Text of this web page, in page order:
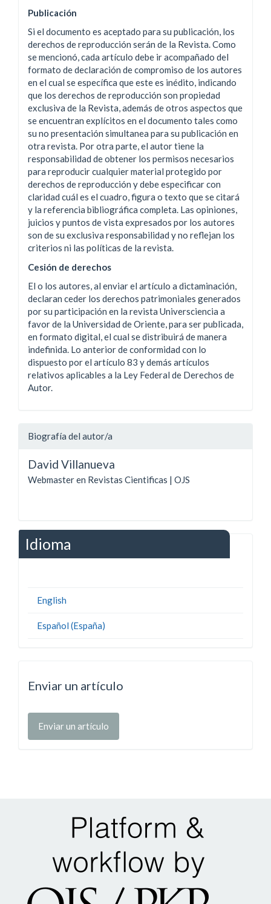
Publicación
Si el documento es aceptado para su publicación, los
derechos de reproducción serán de la Revista. Como
se mencionó, cada artículo debe ir acompañado del
formato de declaración de compromiso de los autores
en el cual se específica que este es inédito, indicando
que los derechos de reproducción son propiedad
exclusiva de la Revista, además de otros aspectos que
se encuentran explícitos en el documento tales como
su no presentación simultanea para su publicación en
otra revista. Por otra parte, el autor tiene la
responsabilidad de obtener los permisos necesarios
para reproducir cualquier material protegido por
derechos de reproducción y debe especificar con
claridad cuál es el cuadro, figura o texto que se citará
y la referencia bibliográfica completa. Las opiniones,
juicios y puntos de vista expresados por los autores
son de su exclusiva responsabilidad y no reflejan los
criterios ni las políticas de la revista.
Cesión de derechos
El o los autores, al enviar el artículo a dictaminación,
declaran ceder los derechos patrimoniales generados
por su participación en la revista Universciencia a
favor de la Universidad de Oriente, para ser publicada,
en formato digital, el cual se distribuirá de manera
indefinida. Lo anterior de conformidad con lo
dispuesto por el artículo 83 y demás artículos
relativos aplicables a la Ley Federal de Derechos de
Autor.
Biografía del autor/a
David Villanueva
Webmaster en Revistas Cientificas | OJS
Idioma
English
Español (España)
Enviar un artículo
Enviar un artículo